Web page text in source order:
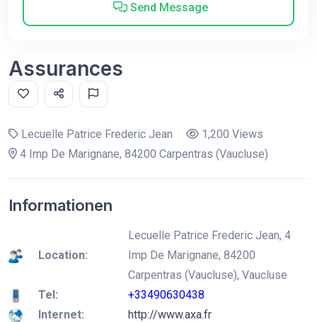
Send Message
Assurances
Lecuelle Patrice Frederic Jean
1,200 Views
4 Imp De Marignane, 84200 Carpentras (Vaucluse)
Informationen
Location:
Lecuelle Patrice Frederic Jean, 4
Imp De Marignane, 84200
Carpentras (Vaucluse), Vaucluse
Tel:
+33490630438
Internet:
http://www.axa.fr